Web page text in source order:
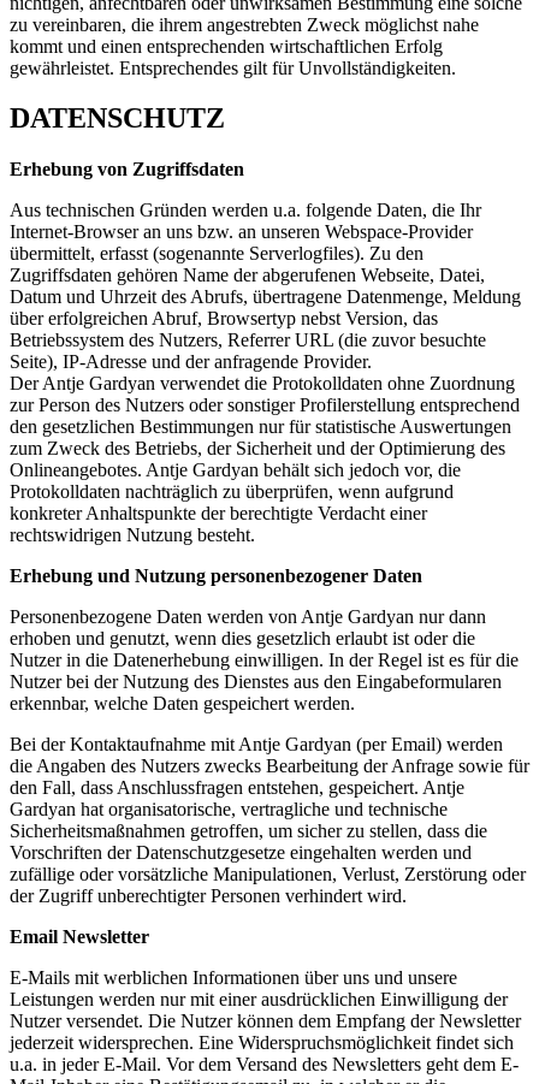
zu vereinbaren, die ihrem angestrebten Zweck möglichst nahe
kommt und einen entsprechenden wirtschaftlichen Erfolg
gewährleistet. Entsprechendes gilt für Unvollständigkeiten.
DATENSCHUTZ
Erhebung von Zugriffsdaten
Aus technischen Gründen werden u.a. folgende Daten, die Ihr
Internet-Browser an uns bzw. an unseren Webspace-Provider
übermittelt, erfasst (sogenannte Serverlogfiles). Zu den
Zugriffsdaten gehören Name der abgerufenen Webseite, Datei,
Datum und Uhrzeit des Abrufs, übertragene Datenmenge, Meldung
über erfolgreichen Abruf, Browsertyp nebst Version, das
Betriebssystem des Nutzers, Referrer URL (die zuvor besuchte
Seite), IP-Adresse und der anfragende Provider.
Der Antje Gardyan verwendet die Protokolldaten ohne Zuordnung
zur Person des Nutzers oder sonstiger Profilerstellung entsprechend
den gesetzlichen Bestimmungen nur für statistische Auswertungen
zum Zweck des Betriebs, der Sicherheit und der Optimierung des
Onlineangebotes. Antje Gardyan behält sich jedoch vor, die
Protokolldaten nachträglich zu überprüfen, wenn aufgrund
konkreter Anhaltspunkte der berechtigte Verdacht einer
rechtswidrigen Nutzung besteht.
Erhebung und Nutzung personenbezogener Daten
Personenbezogene Daten werden von Antje Gardyan nur dann
erhoben und genutzt, wenn dies gesetzlich erlaubt ist oder die
Nutzer in die Datenerhebung einwilligen. In der Regel ist es für die
Nutzer bei der Nutzung des Dienstes aus den Eingabeformularen
erkennbar, welche Daten gespeichert werden.
Bei der Kontaktaufnahme mit Antje Gardyan (per Email) werden
die Angaben des Nutzers zwecks Bearbeitung der Anfrage sowie für
den Fall, dass Anschlussfragen entstehen, gespeichert. Antje
Gardyan hat organisatorische, vertragliche und technische
Sicherheitsmaßnahmen getroffen, um sicher zu stellen, dass die
Vorschriften der Datenschutzgesetze eingehalten werden und
zufällige oder vorsätzliche Manipulationen, Verlust, Zerstörung oder
der Zugriff unberechtigter Personen verhindert wird.
Email Newsletter
E-Mails mit werblichen Informationen über uns und unsere
Leistungen werden nur mit einer ausdrücklichen Einwilligung der
Nutzer versendet. Die Nutzer können dem Empfang der Newsletter
jederzeit widersprechen. Eine Widerspruchsmöglichkeit findet sich
u.a. in jeder E-Mail. Vor dem Versand des Newsletters geht dem E-